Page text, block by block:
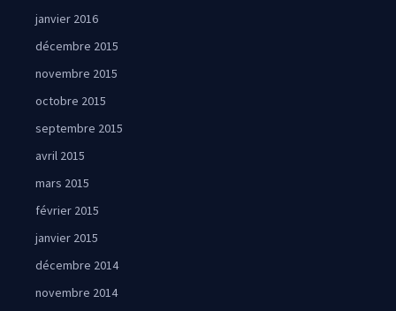
janvier 2016
décembre 2015
novembre 2015
octobre 2015
septembre 2015
avril 2015
mars 2015
février 2015
janvier 2015
décembre 2014
novembre 2014